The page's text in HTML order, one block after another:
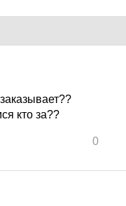
кто за??
0